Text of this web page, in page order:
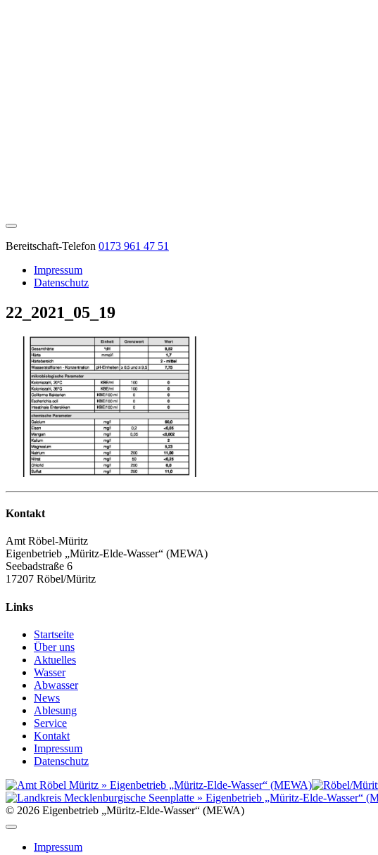
Bereitschaft-Telefon 0173 961 47 51
Impressum
Datenschutz
22_2021_05_19
Kontakt
Amt Röbel-Müritz
Eigenbetrieb „Müritz-Elde-Wasser“ (MEWA)
Seebadstraße 6
17207 Röbel/Müritz
Links
Startseite
Über uns
Aktuelles
Wasser
Abwasser
News
Ablesung
Service
Kontakt
Impressum
Datenschutz
© 2026 Eigenbetrieb „Müritz-Elde-Wasser“ (MEWA)
Impressum